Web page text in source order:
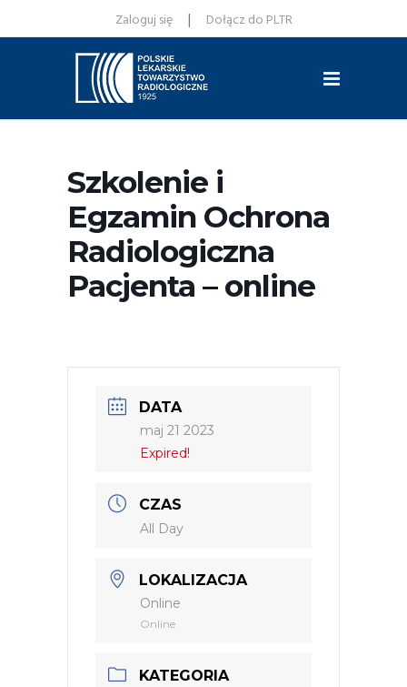
Zaloguj się | Dołącz do PLTR
Szkolenie i
Egzamin Ochrona
Radiologiczna
Pacjenta – online
DATA
maj 21 2023
Expired!
CZAS
All Day
LOKALIZACJA
Online
Online
KATEGORIA